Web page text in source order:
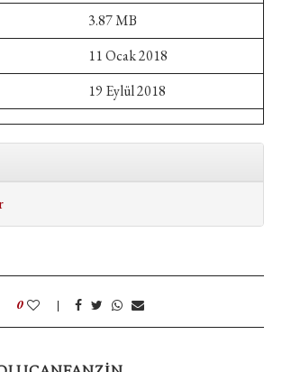
3.87 MB
11 Ocak 2018
19 Eylül 2018
0